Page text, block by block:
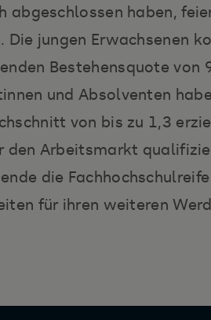
abgeschlossen haben,
Die jungen Erwachsenen
Bestehensquote von
und Absolventen
von bis zu 1,3
den Arbeitsmarkt
die
für ihren weiteren